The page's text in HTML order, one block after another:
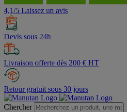
4,1/5 Laissez un avis
Devis sous 24h
Livraison offerte dès 200 € HT
Retour gratuit sous 30 jours
Chercher